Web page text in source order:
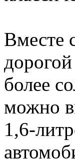
Вместе
более
можно
1,6-